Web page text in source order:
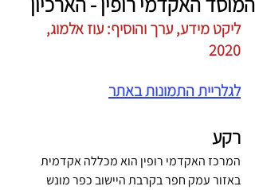
ליקט מידע, ערך והוסיף: עוז אלמוג,
2020
לגלריית התמונות באתר
רקע
המרכז האקדמי רופין הוא מכללה אקדמית
באזור עמק חפר בקרבת היישוב כפר מונש